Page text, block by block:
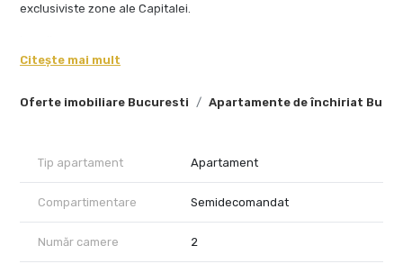
Oferte imobiliare Bucuresti Apartamente de închiriat
exclusiviste zone ale Capitalei.
facil catre restaurante de top, cladiri de birouri si principalele
companii importante, ambasade, locuri de joaca, scoli si gradinite
Compartimentare
Apartamentul este eficient compartimentat si dispus astfel:
Hol de intrare
Citește mai mult
Tip apartament Apartament
Compartimentare Semidecomandat
Număr camere 2